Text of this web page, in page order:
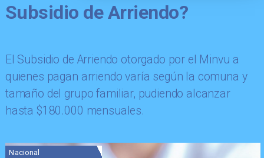
Subsidio de Arriendo?
El Subsidio de Arriendo otorgado por el Minvu a
quienes pagan arriendo varía según la comuna y
tamaño del grupo familiar, pudiendo alcanzar
hasta $180.000 mensuales.
Nacional